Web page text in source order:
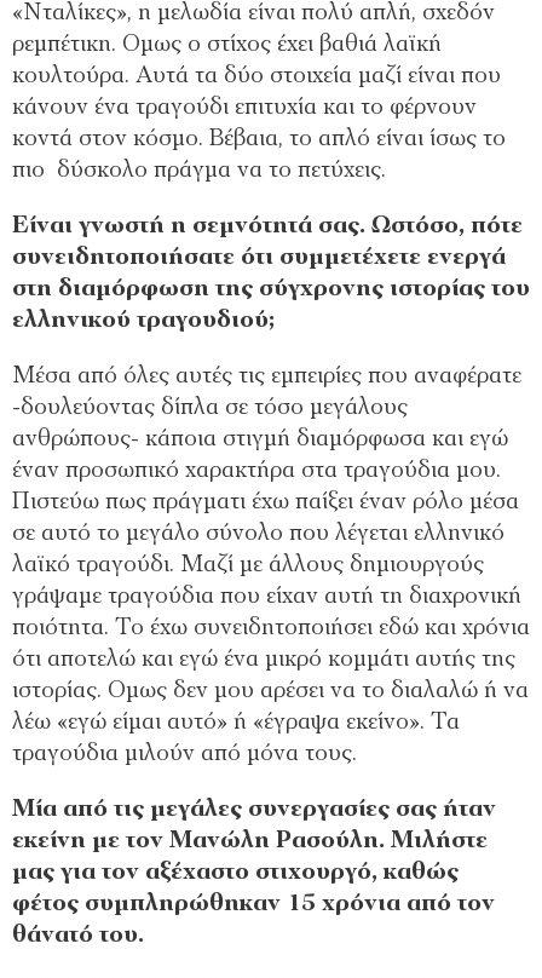
«Νταλίκες», η μελωδία είναι πολύ απλή, σχεδόν
ρεμπέτικη. Ομως ο στίχος έχει βαθιά λαϊκή
κουλτούρα. Αυτά τα δύο στοιχεία μαζί είναι που
κάνουν ένα τραγούδι επιτυχία και το φέρνουν
κοντά στον κόσμο. Βέβαια, το απλό είναι ίσως το
πιο δύσκολο πράγμα να το πετύχεις.
Είναι γνωστή η σεμνότητά σας. Ωστόσο, πότε
συνειδητοποιήσατε ότι συμμετέχετε ενεργά
στη διαμόρφωση της σύγχρονης ιστορίας του
ελληνικού τραγουδιού;
Μέσα από όλες αυτές τις εμπειρίες που αναφέρατε
-δουλεύοντας δίπλα σε τόσο μεγάλους
ανθρώπους- κάποια στιγμή διαμόρφωσα και εγώ
έναν προσωπικό χαρακτήρα στα τραγούδια μου.
Πιστεύω πως πράγματι έχω παίξει έναν ρόλο μέσα
σε αυτό το μεγάλο σύνολο που λέγεται ελληνικό
λαϊκό τραγούδι. Μαζί με άλλους δημιουργούς
γράψαμε τραγούδια που είχαν αυτή τη διαχρονική
ποιότητα. Το έχω συνειδητοποιήσει εδώ και χρόνια
ότι αποτελώ και εγώ ένα μικρό κομμάτι αυτής της
ιστορίας. Ομως δεν μου αρέσει να το διαλαλώ ή να
λέω «εγώ είμαι αυτό» ή «έγραψα εκείνο». Τα
τραγούδια μιλούν από μόνα τους.
Μία από τις μεγάλες συνεργασίες σας ήταν
εκείνη με τον Μανώλη Ρασούλη. Μιλήστε
μας για τον αξέχαστο στιχουργό, καθώς
φέτος συμπληρώθηκαν 15 χρόνια από τον
θάνατό του.